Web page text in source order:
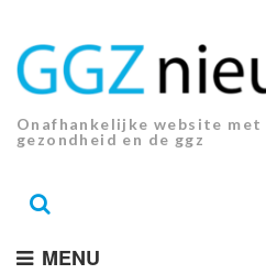
inhoud.
Onafhankelijke website
gezondheid en de ggz
MENU